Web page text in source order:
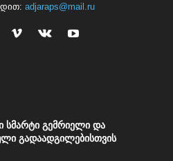
adjaraps@mail.ru
სმარტი გემრიელი და
გადაადგილებისთვის